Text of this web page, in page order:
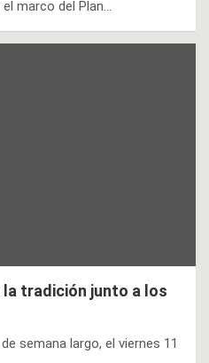
marco del Plan…
tradición junto a los
semana largo, el viernes 11